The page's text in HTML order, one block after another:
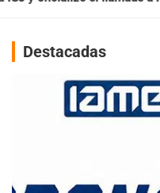
Destacadas